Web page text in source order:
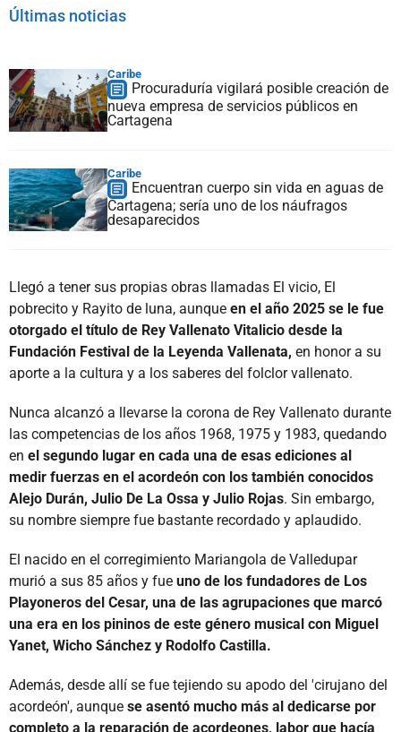
Últimas noticias
Caribe
Procuraduría vigilará posible creación de
nueva empresa de servicios públicos en
Cartagena
Caribe
Encuentran cuerpo sin vida en aguas de
Cartagena; sería uno de los náufragos
desaparecidos
Llegó a tener sus propias obras llamadas El vicio, El
pobrecito y Rayito de luna, aunque en el año 2025 se le fue
otorgado el título de Rey Vallenato Vitalicio desde la
Fundación Festival de la Leyenda Vallenata, en honor a su
aporte a la cultura y a los saberes del folclor vallenato.
Nunca alcanzó a llevarse la corona de Rey Vallenato durante
las competencias de los años 1968, 1975 y 1983, quedando
en el segundo lugar en cada una de esas ediciones al
medir fuerzas en el acordeón con los también conocidos
Alejo Durán, Julio De La Ossa y Julio Rojas. Sin embargo,
su nombre siempre fue bastante recordado y aplaudido.
El nacido en el corregimiento Mariangola de Valledupar
murió a sus 85 años y fue uno de los fundadores de Los
Playoneros del Cesar, una de las agrupaciones que marcó
una era en los pininos de este género musical con Miguel
Yanet, Wicho Sánchez y Rodolfo Castilla.
Además, desde allí se fue tejiendo su apodo del 'cirujano del
acordeón', aunque se asentó mucho más al dedicarse por
completo a la reparación de acordeones, labor que hacía